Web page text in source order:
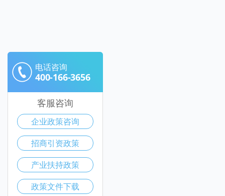
电话咨询
400-166-3656
客服咨询
企业政策咨询
招商引资政策
产业扶持政策
政策文件下载